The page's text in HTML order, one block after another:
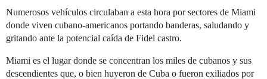
Numerosos vehículos circulaban a esta hora por sectores de Miami
donde viven cubano-americanos portando banderas, saludando y
gritando ante la potencial caída de Fidel castro.
Miami es el lugar donde se concentran los miles de cubanos y sus
descendientes que, o bien huyeron de Cuba o fueron exiliados por